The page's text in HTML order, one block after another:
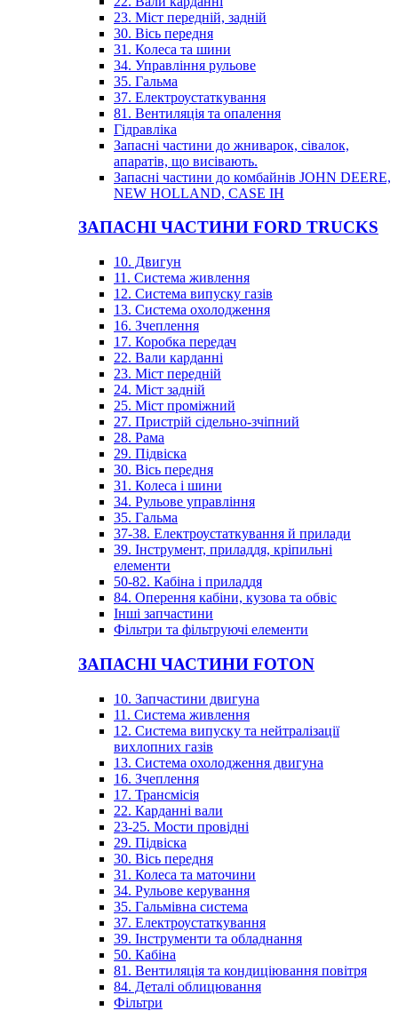
23. Міст передній, задній
30. Вісь передня
31. Колеса та шини
34. Управління рульове
35. Гальма
37. Електроустаткування
81. Вентиляція та опалення
Гідравліка
Запасні частини до жниварок, сівалок,
апаратів, що висівають.
Запасні частини до комбайнів JOHN DEERE,
NEW HOLLAND, CASE IH
ЗАПАСНІ ЧАСТИНИ FORD TRUCKS
10. Двигун
11. Система живлення
12. Система випуску газів
13. Система охолодження
16. Зчеплення
17. Коробка передач
22. Вали карданні
23. Міст передній
24. Міст задній
25. Міст проміжний
27. Пристрій сідельно-зчіпний
28. Рама
29. Підвіска
30. Вісь передня
31. Колеса і шини
34. Рульове управління
35. Гальма
37-38. Електроустаткування й прилади
39. Інструмент, приладдя, кріпильні
елементи
50-82. Кабіна і приладдя
84. Оперення кабіни, кузова та обвіс
Інші запчастини
Фільтри та фільтруючі елементи
ЗАПАСНІ ЧАСТИНИ FOTON
10. Запчастини двигуна
11. Система живлення
12. Система випуску та нейтралізації
вихлопних газів
13. Система охолодження двигуна
16. Зчеплення
17. Трансмісія
22. Карданні вали
23-25. Мости провідні
29. Підвіска
30. Вісь передня
31. Колеса та маточини
34. Рульове керування
35. Гальмівна система
37. Електроустаткування
39. Інструменти та обладнання
50. Кабіна
81. Вентиляція та кондиціювання повітря
84. Деталі облицювання
Фільтри